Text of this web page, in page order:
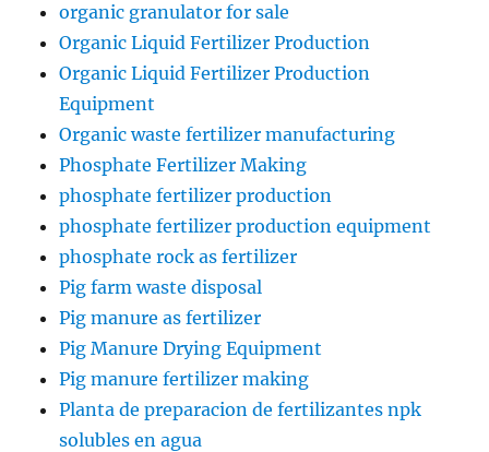
organic granulator for sale
Organic Liquid Fertilizer Production
Organic Liquid Fertilizer Production
Equipment
Organic waste fertilizer manufacturing
Phosphate Fertilizer Making
phosphate fertilizer production
phosphate fertilizer production equipment
phosphate rock as fertilizer
Pig farm waste disposal
Pig manure as fertilizer
Pig Manure Drying Equipment
Pig manure fertilizer making
Planta de preparacion de fertilizantes npk
solubles en agua